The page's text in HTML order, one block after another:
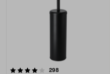
298
4.5 av 5 stjerner